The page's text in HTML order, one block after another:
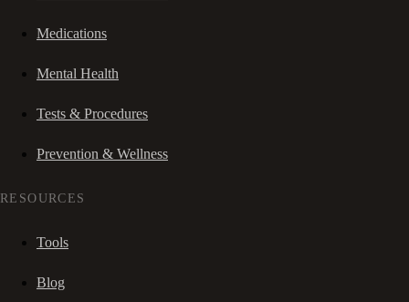
Medications
Mental Health
Tests & Procedures
Prevention & Wellness
RESOURCES
Tools
Blog